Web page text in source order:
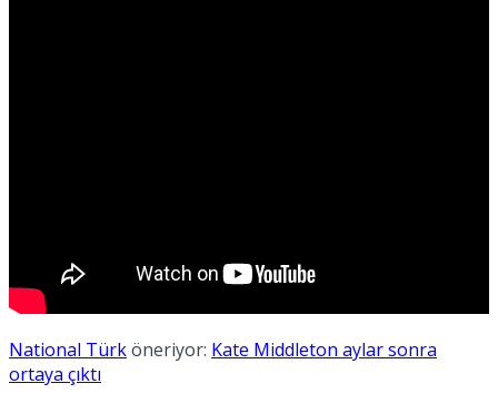
Spor
National Türköneriyor: Kate Middleton aylar sonra
ortaya çıktı